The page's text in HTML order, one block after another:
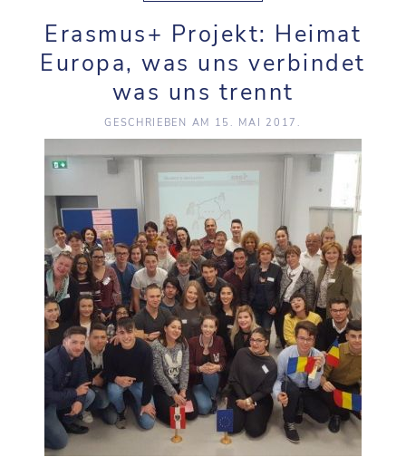
Erasmus+ Projekt: Heimat
Europa, was uns verbindet
was uns trennt
GESCHRIEBEN AM 15. MAI 2017.